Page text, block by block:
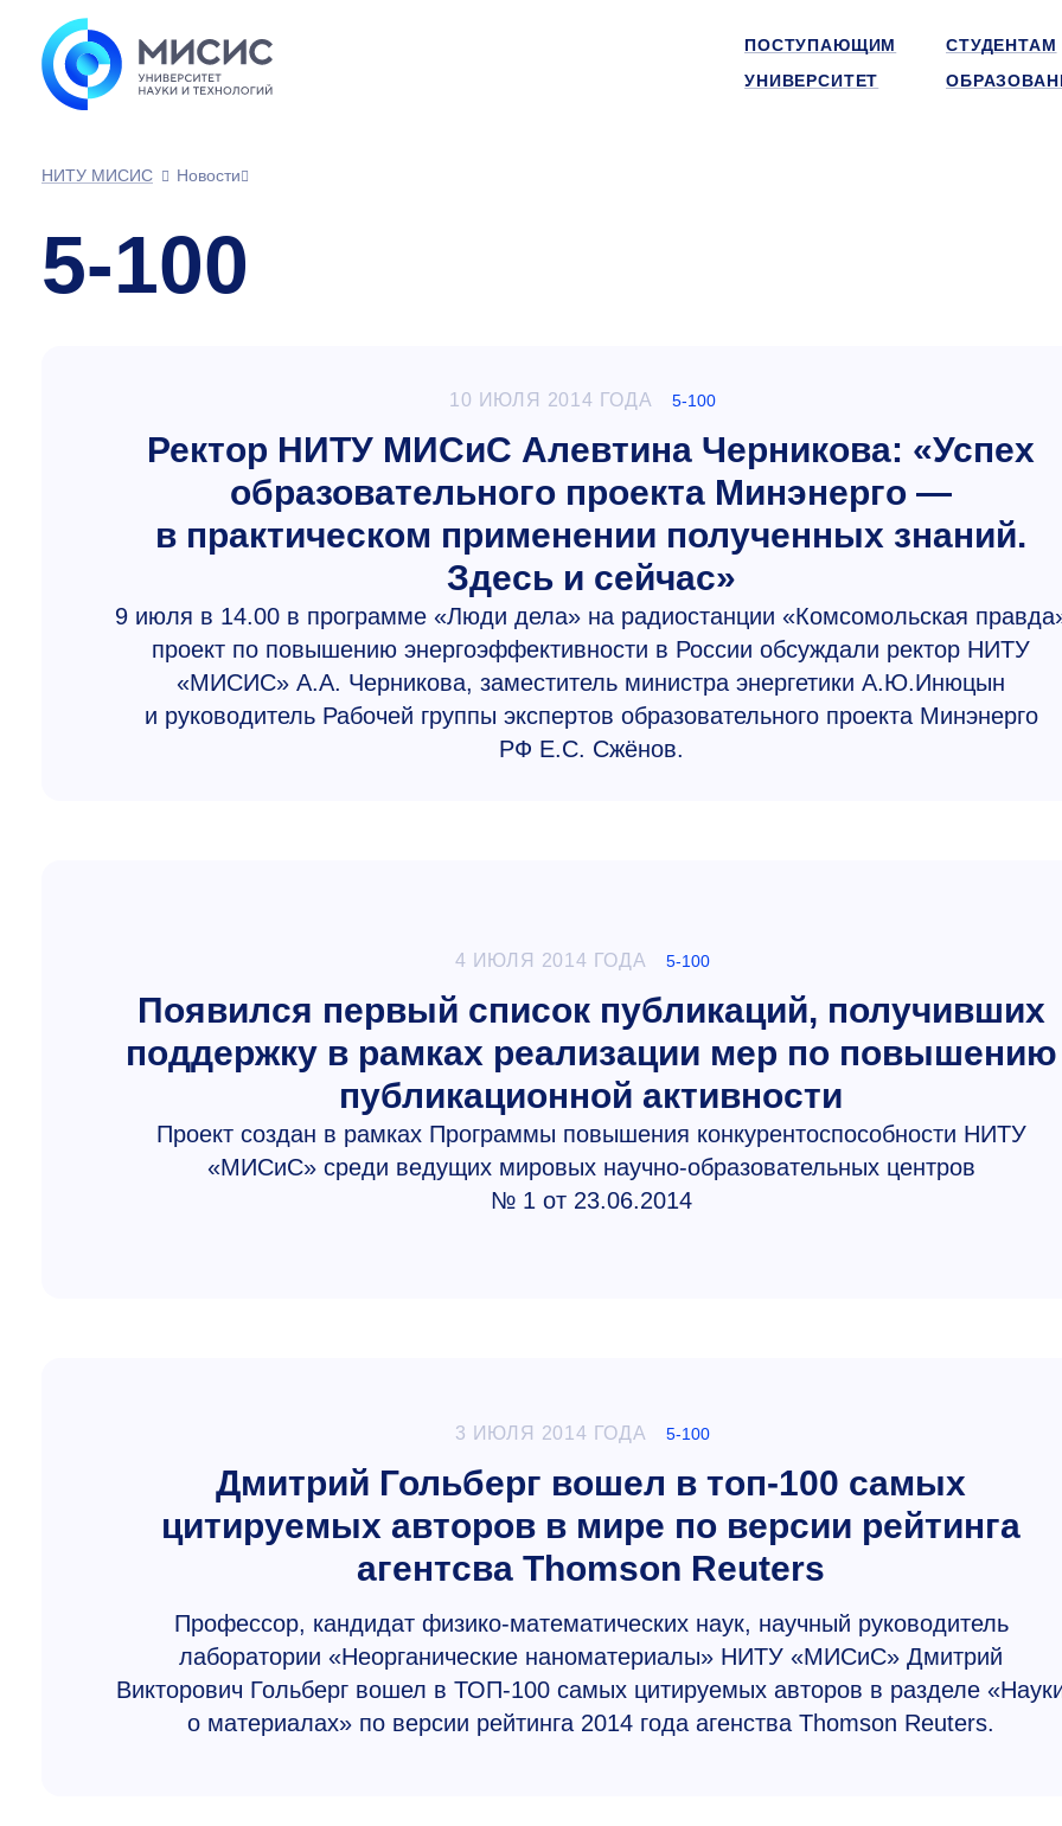
ПОСТУПАЮЩИМ СТУДЕНТАМ
УНИВЕРСИТЕТ
НИТУ МИСИС
Новости
5-100
10 ИЮЛЯ 2014 ГОДА 5-100
Ректор НИТУ МИСиС Алевтина Черникова: «Успех
образовательного проекта Минэнерго —
в практическом применении полученных знаний.
Здесь и сейчас»
9 июля в 14.00 в программе «Люди дела» на радиостанции «Комсомольская
проект по повышению энергоэффективности в России обсуждали ректор НИТУ
«МИСИС» А.А. Черникова, заместитель министра энергетики А.Ю.Инюцын
и руководитель Рабочей группы экспертов образовательного проекта Минэнерго
РФ Е.С. Сжёнов.
4 ИЮЛЯ 2014 ГОДА 5-100
Появился первый список публикаций, получивших
поддержку в рамках реализации мер по повышению
публикационной активности
Проект создан в рамках Программы повышения конкурентоспособности НИТУ
«МИСиС» среди ведущих мировых научно-образовательных центров
№ 1 от 23.06.2014
3 ИЮЛЯ 2014 ГОДА 5-100
Дмитрий Гольберг вошел в топ-100 самых
цитируемых авторов в мире по версии рейтинга
агентсва Thomson Reuters
Профессор, кандидат физико-математических наук, научный руководитель
лаборатории «Неорганические наноматериалы» НИТУ «МИСиС» Дмитрий
Викторович Гольберг вошел в ТОП-100 самых цитируемых авторов в разделе
о материалах» по версии рейтинга 2014 года агенства Thomson Reuters.